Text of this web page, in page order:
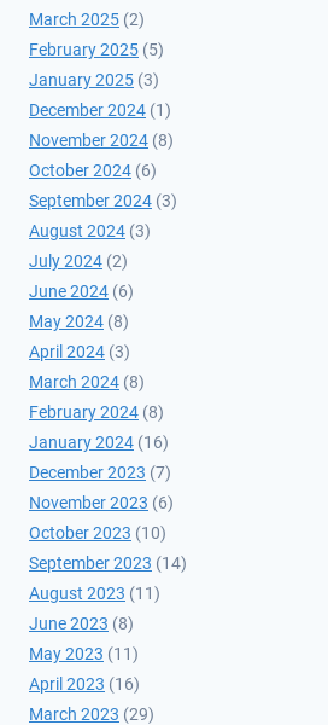
March 2025 (2)
February 2025 (5)
January 2025 (3)
December 2024 (1)
November 2024 (8)
October 2024 (6)
September 2024 (3)
August 2024 (3)
July 2024 (2)
June 2024 (6)
May 2024 (8)
April 2024 (3)
March 2024 (8)
February 2024 (8)
January 2024 (16)
December 2023 (7)
November 2023 (6)
October 2023 (10)
September 2023 (14)
August 2023 (11)
June 2023 (8)
May 2023 (11)
April 2023 (16)
March 2023 (29)